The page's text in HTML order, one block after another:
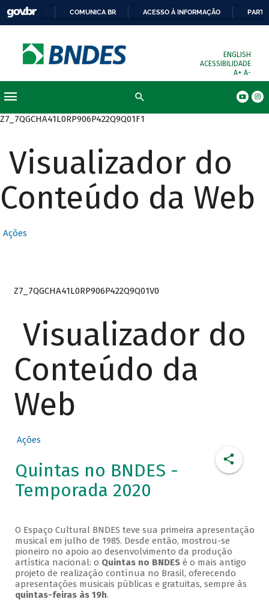
COMUNICA BR ACESSO À INFORMAÇÃO
ENGLISH
ACESSIBILIDADE
A+ A-
Z7_7QGCHA41L0RP906P422Q9Q01F1
Visualizador do
Conteúdo da Web
Ações
Z7_7QGCHA41L0RP906P422Q9Q01V0
Visualizador do
Conteúdo da
Web
Ações
Quintas no BNDES -
Temporada 2020
O Espaço Cultural BNDES teve sua primeira apresentação
musical em julho de 1985. Desde então, mostrou-se
pioneiro no apoio ao desenvolvimento da produção
artística nacional: o Quintas no BNDESé o mais antigo
projeto de realização contínua no Brasil, oferecendo
apresentações musicais públicas e gratuitas, sempre às
quintas-feiras às 19h.